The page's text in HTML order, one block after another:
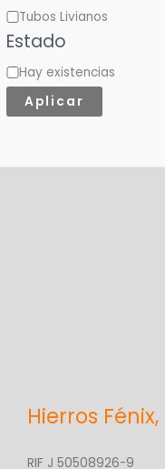
Tubos Livianos
Estado
Hay existencias
Aplicar
Hierros Fénix,
RIF J 50508926-9